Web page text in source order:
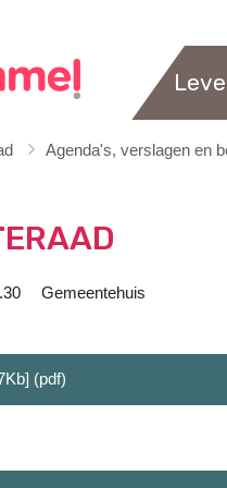
Agenda's, verslagen en
Gemeentehuis
(pdf)